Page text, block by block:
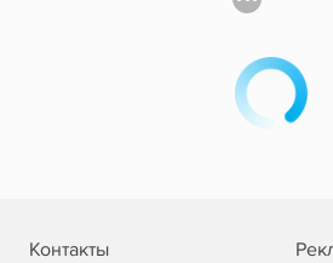
Контакты